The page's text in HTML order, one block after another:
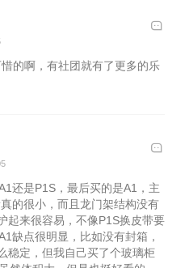
的啊，有社团就有了更多的乐
还是P1S，最后买的是A1，主
的很小，而且龙门架结构没有
起来很容易，不像P1S换皮带要
缺点很明显，比如没有封箱，
稳定，但我自己买了个玻璃柜